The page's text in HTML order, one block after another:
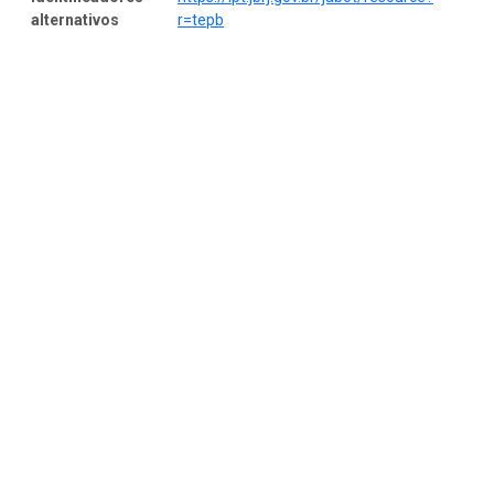
alternativos
r=tepb